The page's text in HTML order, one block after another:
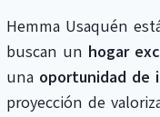
Hemma Usaquén
buscan un hogar
una oportunidad de
proyección de